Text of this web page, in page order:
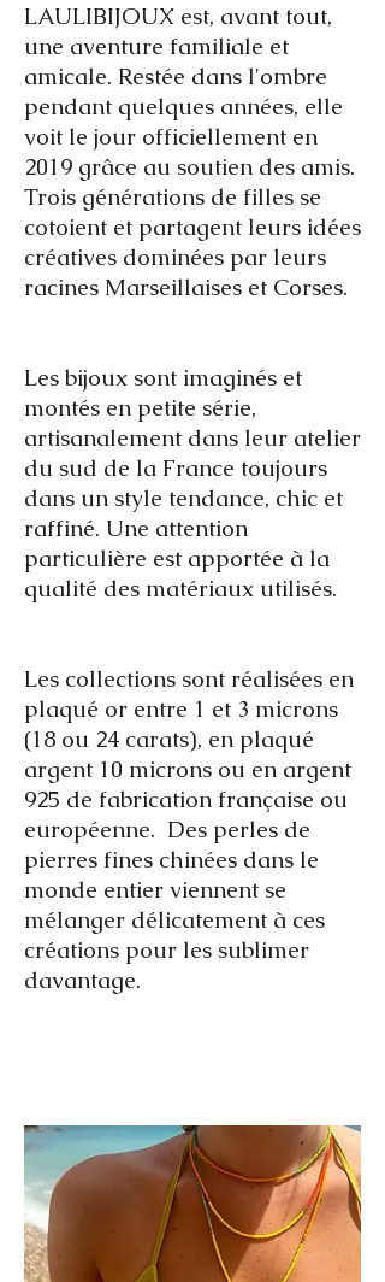
LAULIBIJOUX est, avant tout,
une aventure familiale et
amicale. Restée dans l'ombre
pendant quelques années, elle
voit le jour officiellement en
2019 grâce au soutien des amis.
Trois générations de filles se
cotoient et partagent leurs idées
créatives dominées par leurs
racines Marseillaises et Corses.
Les bijoux sont imaginés et
montés en petite série,
artisanalement dans leur atelier
du sud de la France toujours
dans un style tendance, chic et
raffiné. Une attention
particulière est apportée à la
qualité des matériaux utilisés.
Les collections sont réalisées en
plaqué or entre 1 et 3 microns
(18 ou 24 carats), en plaqué
argent 10 microns ou en argent
925 de fabrication française ou
européenne. Des perles de
pierres fines chinées dans le
monde entier viennent se
mélanger délicatement à ces
créations pour les sublimer
davantage.